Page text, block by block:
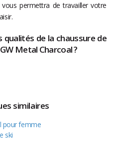
permettra de travailler votre
qualités de la chaussure de
Metal Charcoal ?
similaires
pour femme
ski